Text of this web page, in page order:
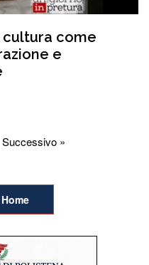
cultura come
e
Successivo »